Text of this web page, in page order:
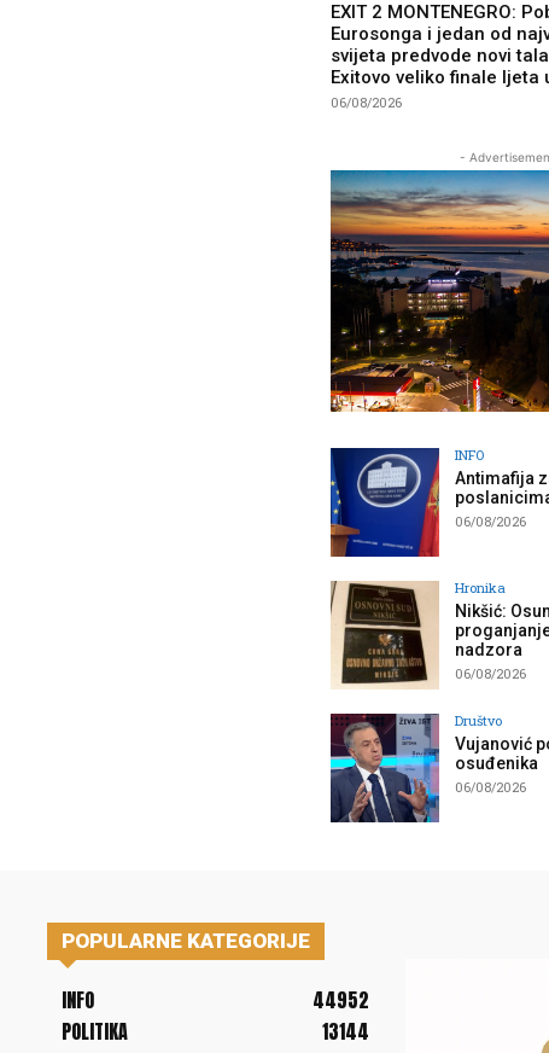
EXIT 2 MONTENEGRO:
Eurosonga i jedan od
svijeta predvode novi
Exitovo veliko finale ljeta
06/08/2026
-
INFO
Antimafija
06/08/2026
Hronika
Nikšić:
nadzora
06/08/2026
Društvo
Vujanović
osuđenika
06/08/2026
POPULARNE KATEGORIJE
INFO
44952
POLITIKA
13144